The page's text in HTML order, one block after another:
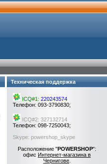
Техническая поддержка
ICQ#1: 220243574
Телефон: 093-3790830;
ICQ#2: 327132714
Телефон: 098-7250043;
Skype: powershop_skype
Расположение "POWERSHOP":
офис Интернет-магазина в
Чернигове